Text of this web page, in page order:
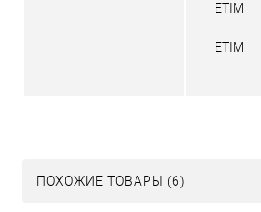
ETIM
ETIM
ПОХОЖИЕ ТОВАРЫ (6)